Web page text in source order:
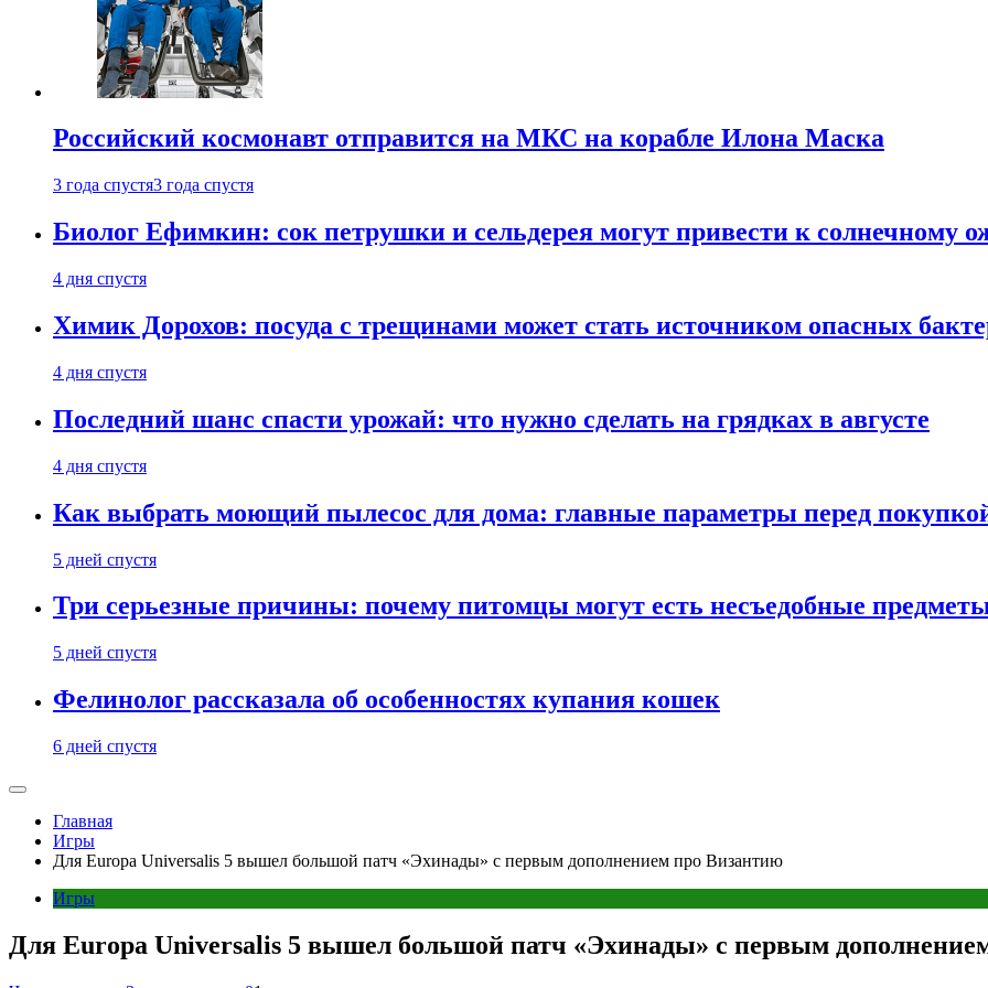
Российский космонавт отправится на МКС на корабле Илона Маска
3 года спустя3 года спустя
Биолог Ефимкин: сок петрушки и сельдерея могут привести к солнечному
4 дня спустя
Химик Дорохов: посуда с трещинами может стать источником опасных
4 дня спустя
Последний шанс спасти урожай: что нужно сделать на грядках в августе
4 дня спустя
Как выбрать моющий пылесос для дома: главные параметры перед
5 дней спустя
Три серьезные причины: почему питомцы могут есть несъедобные
5 дней спустя
Фелинолог рассказала об особенностях купания кошек
6 дней спустя
Главная
Игры
Для Europa Universalis 5 вышел большой патч «Эхинады» с первым дополнением про Византию
Игры
Для Europa Universalis 5 вышел большой патч «Эхинады» с первым